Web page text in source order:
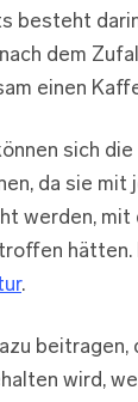
besteht
dem
einen
sich
da sie mit
werden,
hätten.
.
wird,